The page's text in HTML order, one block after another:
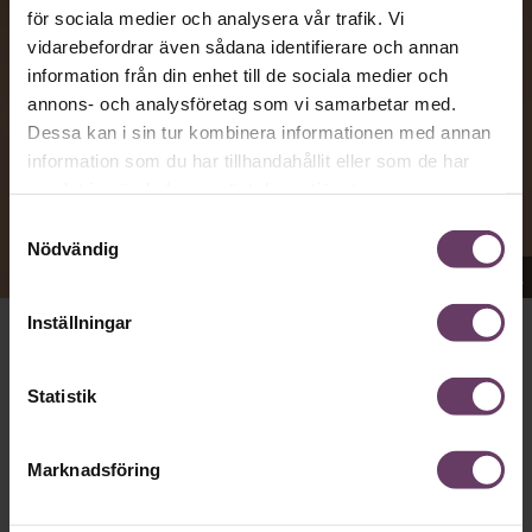
för sociala medier och analysera vår trafik. Vi
vidarebefordrar även sådana identifierare och annan
information från din enhet till de sociala medier och
annons- och analysföretag som vi samarbetar med.
Dessa kan i sin tur kombinera informationen med annan
information som du har tillhandahållit eller som de har
Nödvändig
Inställningar
Statistik
Marknadsföring
Appen Sinceerly imiterar vd:ars kortfattade språk.
mejl från främlingar. Men studenten
Ben Horwitzpå
Harvard Business School kom på ett trick: Han skapade
stavfel, utan hälsningsfraser och mycket kortfattade
meddelanden bestående av en enda rad.